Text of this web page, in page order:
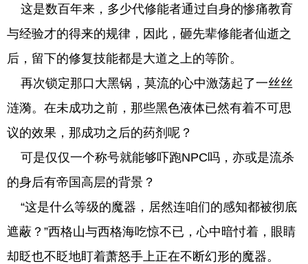
这是数百年来，多少代修能者通过自身的惨痛教育
与经验才的得来的规律，因此，砸先辈修能者仙逝之
后，留下的修复技能都是大道之上的等阶。
再次锁定那口大黑锅，莫流的心中激荡起了一丝丝
涟漪。在未成功之前，那些黑色液体已然有着不可思
议的效果，那成功之后的药剂呢？
可是仅仅一个称号就能够吓跑NPC吗，亦或是流杀
的身后有帝国高层的背景？
“这是什么等级的魔器，居然连咱们的感知都被彻底
遮蔽？”西格山与西格海吃惊不已，心中暗忖着，眼睛
却眨也不眨地盯着萧怒手上正在不断幻形的魔器。